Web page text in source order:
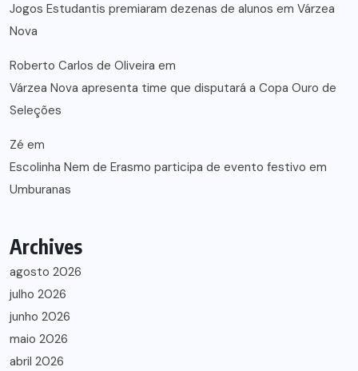
Jogos Estudantis premiaram dezenas de alunos em Várzea
Nova
Roberto Carlos de Oliveira em
Várzea Nova apresenta time que disputará a Copa Ouro de
Seleções
Zé em
Escolinha Nem de Erasmo participa de evento festivo em
Umburanas
Archives
agosto 2026
julho 2026
junho 2026
maio 2026
abril 2026